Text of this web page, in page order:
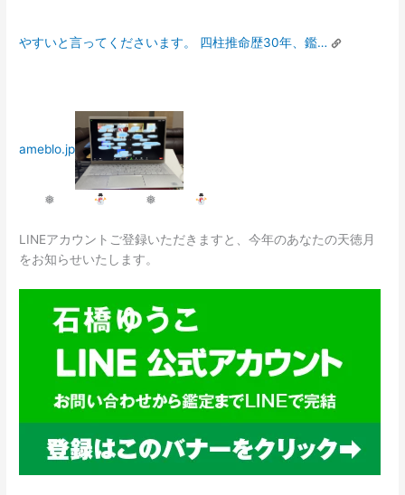
やすいと言ってくださいます。 四柱推命歴30年、鑑…
ameblo.jp
❅ ❅
LINEアカウントご登録いただきますと、今年のあなたの天徳月
をお知らせいたします。